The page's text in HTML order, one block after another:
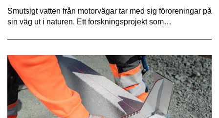
Smutsigt vatten från motorvägar tar med sig föroreningar på
sin väg ut i naturen. Ett forskningsprojekt som…